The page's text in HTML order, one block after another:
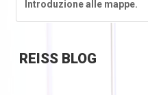
Introduzione alle mappe.
REISSBLOG